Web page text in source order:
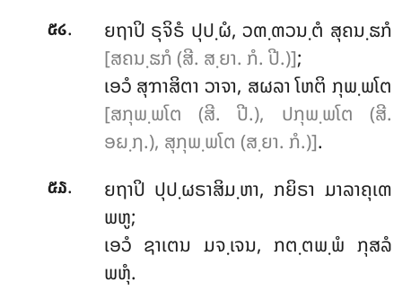
໕໒. ຍຖາປິ ຣຸຈິຣໍ ປຸປ຺ຜໍ, ວຓ຺ຓວນ຺ຕໍ ສຸຄນ຺ຘກໍ
[ສຄນ຺ຘກໍ (ສີ. ສ຺ຍາ. ກໍ. ປີ.)];
ເອວໍ ສຸຠາສິຕາ ວາຈາ, ສຜລາ ໂຫຕິ ກຸພ຺ພໂຕ
[ສກຸພ຺ພໂຕ (ສີ. ປີ.), ປກຸພ຺ພໂຕ (ສີ.
ອຏ຺ຐ.), ສຸກຸພ຺ພໂຕ (ສ຺ຍາ. ກໍ.)].
໕໓. ຍຖາປິ ປຸປ຺ຜຣາສິມ຺ຫາ, ກຍິຣາ ມາລາຄຸເຓ
ພຫູ;
ເອວໍ ຊາເຕນ ມຈ຺ເຈນ, ກຕ຺ຕພ຺ພໍ ກຸສລໍ
ພຫຸໍ.